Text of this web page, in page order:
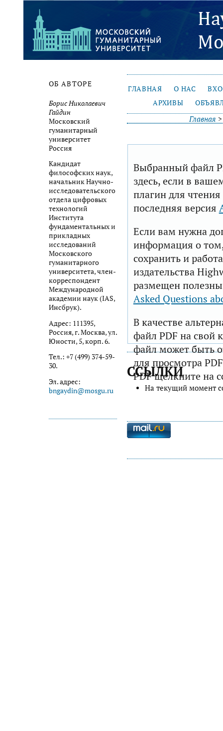
ОБ АВТОРЕ
Борис Николаевич
Гайдин
Московский
гуманитарный
университет
Россия
Кандидат
философских наук,
начальник Научно-
исследовательского
отдела цифровых
технологий
Института
фундаментальных и
прикладных
исследований
Московского
гуманитарного
университета, член-
корреспондент
Международной
академии наук (IAS,
Инсбрук).
Адрес: 111395,
Россия, г. Москва, ул.
Юности, 5, корп. 6.
Тел.: +7 (499) 374-59-
30.
Эл. адрес:
bngaydin@mosgu.ru
ГЛАВНАЯ О НАС
АРХИВЫ
Главная
Выбранный файл
здесь, если в
плагин для
последняя версия
Если вам нужна
информация о том,
сохранить и
издательства
размещен
Asked Questions
В качестве
файл PDF на свой
файл может быть
для просмотра
PDF щелкните на
ССЫЛКИ
На текущий момент